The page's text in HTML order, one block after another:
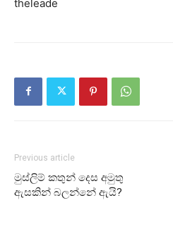
theleade
Previous article
මුස්ලිම් කතුන් දෙස අමුතු
ඇසකින් බලන්නේ ඇයි?